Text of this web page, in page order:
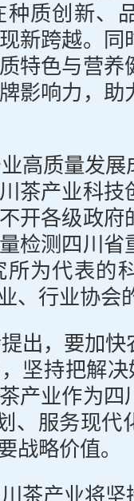
质创新、
新跨越。同
特色与营养
影响力，助
高质量发
茶产业科技
开各级政府
检测四川省
为代表的
、行业协会
出，要加
坚持把解决
产业作为四
、服务现代
战略价值。
茶产业将